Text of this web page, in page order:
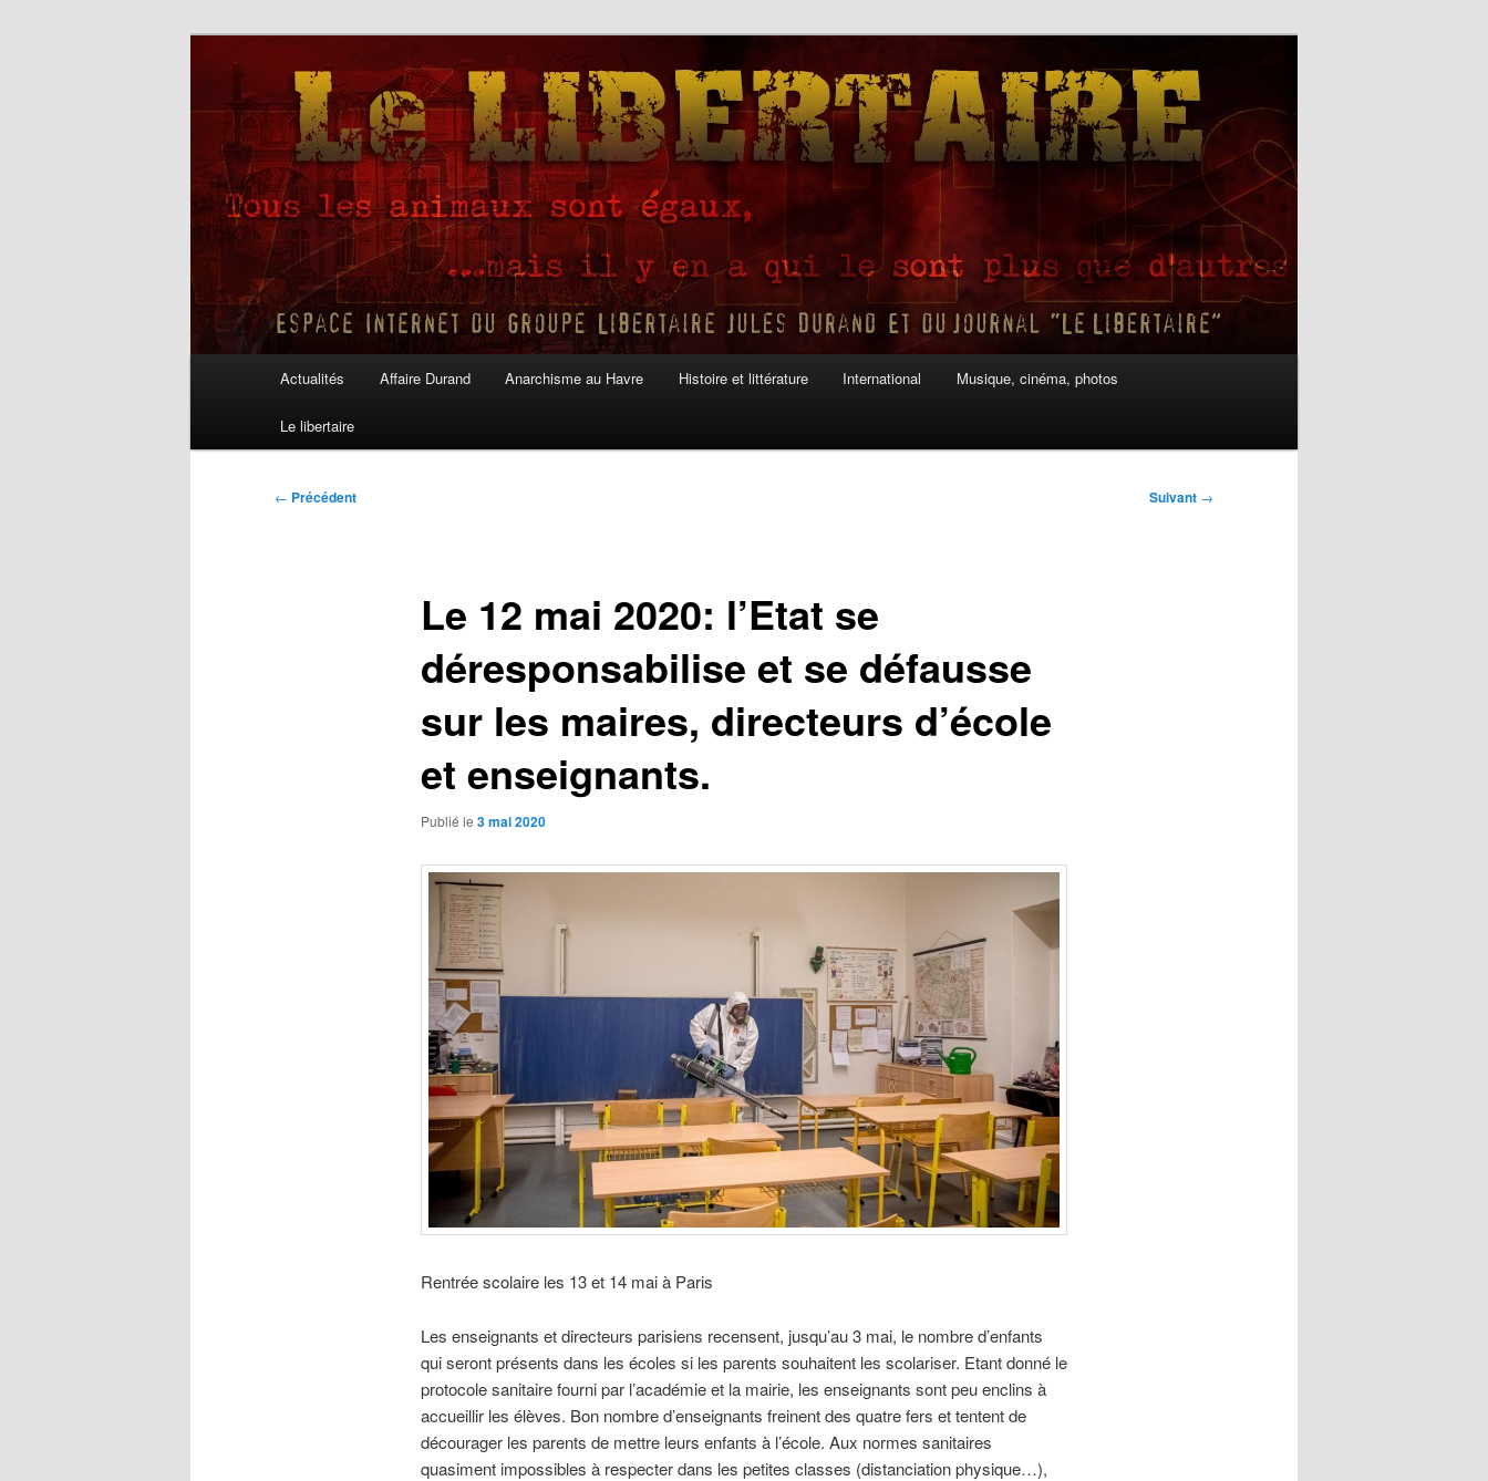
Le Libertaire
Actualités Affaire Durand Anarchisme au Havre Histoire et littérature International Musique, cinéma, photos
Le libertaire
Navigation
← Précédent Suivant →
Le 12 mai 2020: l’Etat se
déresponsabilise et se défausse
sur les maires, directeurs d’école
et enseignants.
Publié le 3 mai 2020
Rentrée scolaire les 13 et 14 mai à Paris
Les enseignants et directeurs parisiens recensent, jusqu’au 3 mai, le nombre d’enfants
qui seront présents dans les écoles si les parents souhaitent les scolariser. Etant donné le
protocole sanitaire fourni par l’académie et la mairie, les enseignants sont peu enclins à
accueillir les élèves. Bon nombre d’enseignants freinent des quatre fers et tentent de
décourager les parents de mettre leurs enfants à l’école. Aux normes sanitaires
quasiment impossibles à respecter dans les petites classes (distanciation physique…),